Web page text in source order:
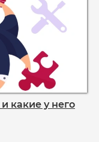
какие у него